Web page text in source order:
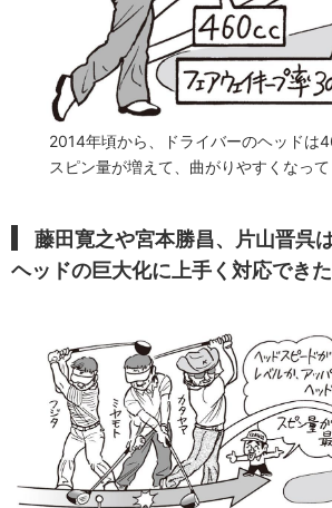
2014年頃から、ドライバーのヘッドは
スピン量が増えて、曲がりやすくなっ
藤田寛之や宮本勝昌、片山晋呉
ヘッドの巨大化に上手く対応できた